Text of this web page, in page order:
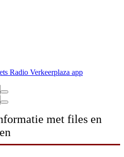
Radio Verkeerplaza app
met files en